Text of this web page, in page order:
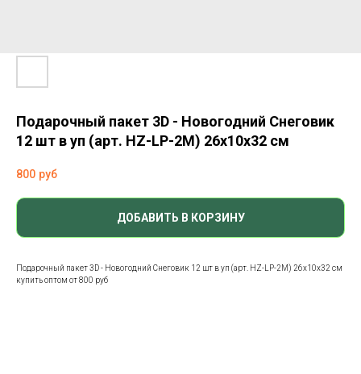
Подарочный пакет 3D - Новогодний Снеговик
12 шт в уп (арт. HZ-LP-2M) 26x10x32 см
800 руб
ДОБАВИТЬ В КОРЗИНУ
Подарочный пакет 3D - Новогодний Снеговик 12 шт в уп (арт. HZ-LP-2M) 26x10x32 см
купить оптом от 800 руб